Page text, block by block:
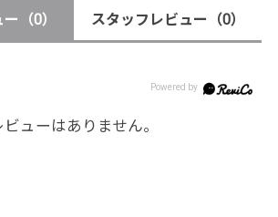
（0） スタッフレビュー （0）
ビューはありません。